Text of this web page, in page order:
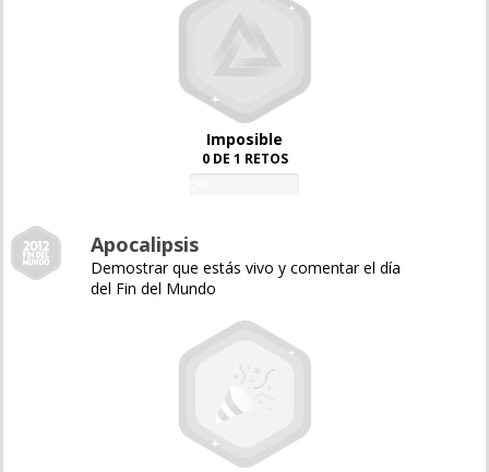
Imposible
0 DE 1 RETOS
Apocalipsis
Demostrar que estás vivo y comentar el día
del Fin del Mundo